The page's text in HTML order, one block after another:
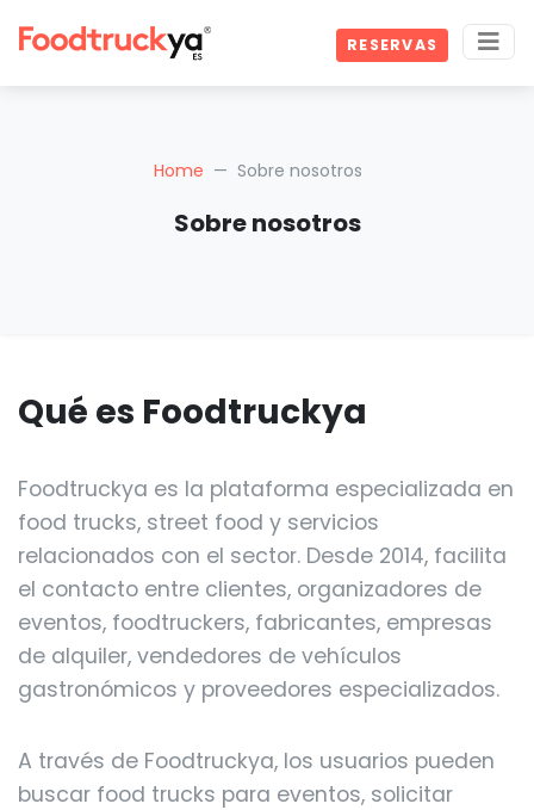
RESERVAS
Home Sobre nosotros
Sobre nosotros
Qué es Foodtruckya
Foodtruckya es la plataforma especializada en
food trucks, street food y servicios
relacionados con el sector. Desde 2014, facilita
el contacto entre clientes, organizadores de
eventos, foodtruckers, fabricantes, empresas
de alquiler, vendedores de vehículos
gastronómicos y proveedores especializados.
A través de Foodtruckya, los usuarios pueden
buscar food trucks para eventos, solicitar